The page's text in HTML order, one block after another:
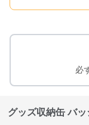
必
グッズ収納缶 バ